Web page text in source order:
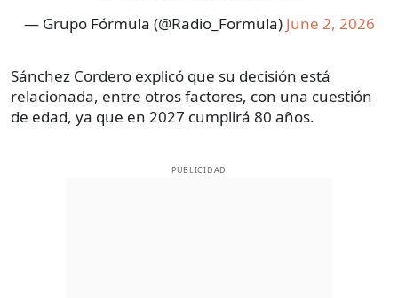
— Grupo Fórmula (@Radio_Formula) June 2, 2026
Sánchez Cordero explicó que su decisión está
relacionada, entre otros factores, con una cuestión
de edad, ya que en 2027 cumplirá 80 años.
PUBLICIDAD